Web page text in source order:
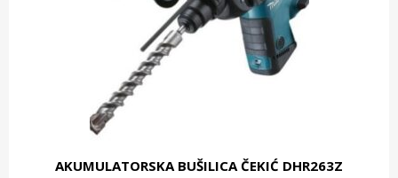
AKUMULATORSKA BUŠILICA ČEKIĆ DHR263Z